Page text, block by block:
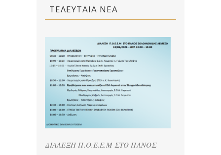
ΤΕΛΕΥΤΑΙΑ ΝΕΑ
ΔΙΑΛΕΞΗ Π.Ο.Ε.Ε.Μ ΣΤΟ ΠΑΝΟΣ